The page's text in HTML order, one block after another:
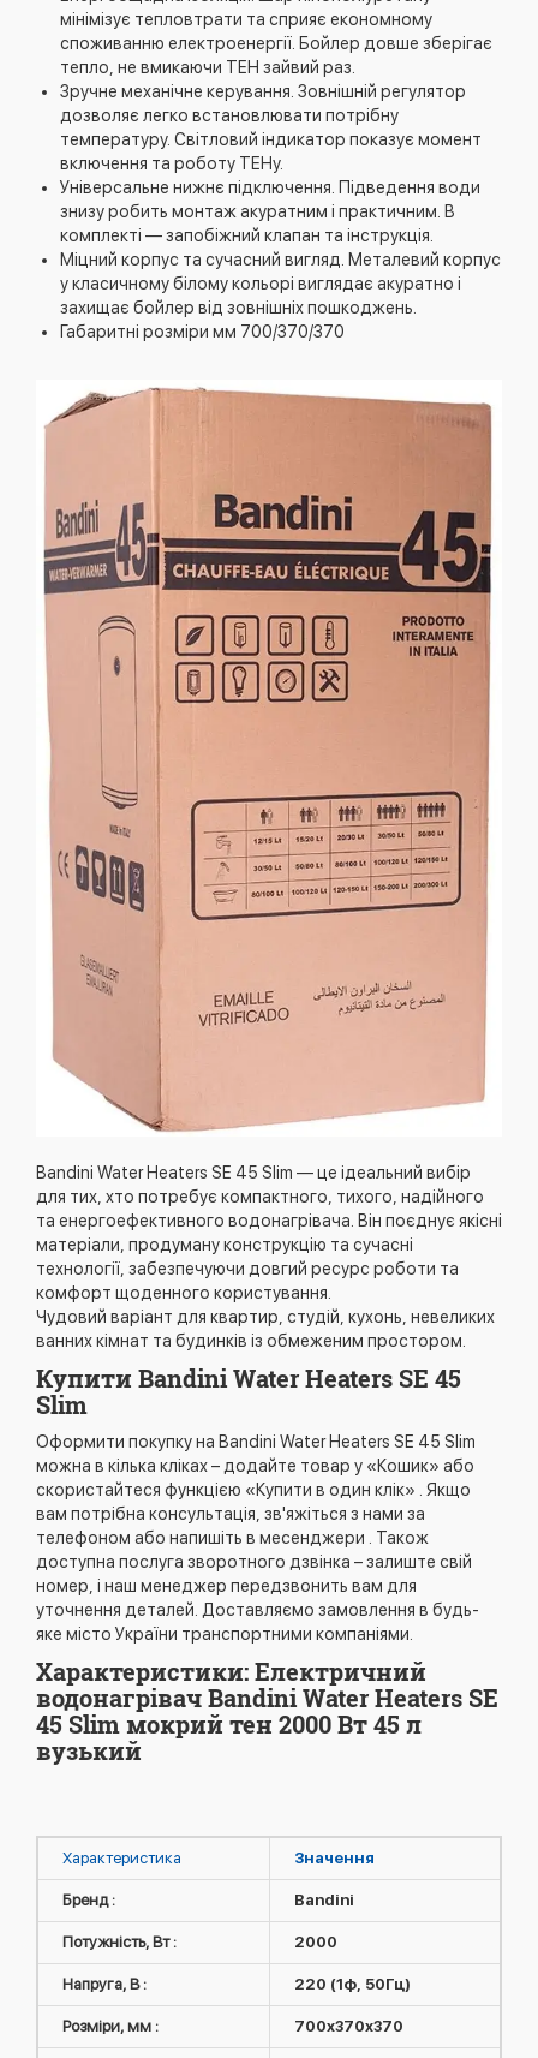
мінімізує тепловтрати та сприяє економному
споживанню електроенергії. Бойлер довше зберігає
тепло, не вмикаючи ТЕН зайвий раз.
Зручне механічне керування. Зовнішній регулятор
дозволяє легко встановлювати потрібну
температуру. Світловий індикатор показує момент
включення та роботу ТЕНу.
Універсальне нижнє підключення. Підведення води
знизу робить монтаж акуратним і практичним. В
комплекті — запобіжний клапан та інструкція.
Міцний корпус та сучасний вигляд. Металевий корпус
у класичному білому кольорі виглядає акуратно і
захищає бойлер від зовнішніх пошкоджень.
Габаритні розміри мм 700/370/370
Bandini Water Heaters SE 45 Slim — це ідеальний вибір
для тих, хто потребує компактного, тихого, надійного
та енергоефективного водонагрівача. Він поєднує якісні
матеріали, продуману конструкцію та сучасні
технології, забезпечуючи довгий ресурс роботи та
комфорт щоденного користування.
Чудовий варіант для квартир, студій, кухонь, невеликих
ванних кімнат та будинків із обмеженим простором.
Купити Bandini Water Heaters SE 45
Slim
Оформити покупку на Bandini Water Heaters SE 45 Slim
можна в кілька кліках – додайте товар у «Кошик» або
скористайтеся функцією «Купити в один клік» . Якщо
вам потрібна консультація, зв'яжіться з нами за
телефоном або напишіть в месенджери . Також
доступна послуга зворотного дзвінка – залиште свій
номер, і наш менеджер передзвонить вам для
уточнення деталей. Доставляємо замовлення в будь-
яке місто України транспортними компаніями.
Характеристики: Електричний
водонагрівач Bandini Water Heaters SE
45 Slim мокрий тен 2000 Вт 45 л
вузький
Характеристика Значення
Бренд : Bandini
Потужність, Вт : 2000
Напруга, В : 220 (1ф, 50Гц)
Розміри, мм : 700x370x370